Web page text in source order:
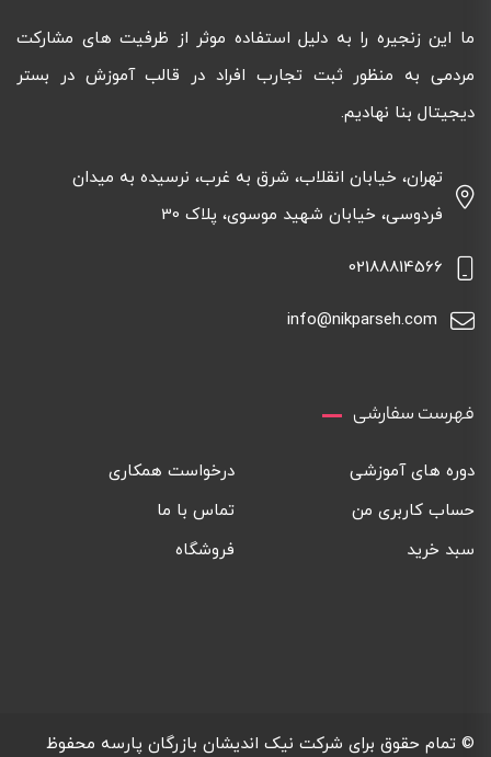
ما این زنجیره را به دلیل استفاده موثر از ظرفیت های مشارکت
مردمی به منظور ثبت تجارب افراد در قالب آموزش در بستر
دیجیتال بنا نهادیم.
تهران، خیابان انقلاب، شرق به غرب، نرسیده به میدان
فردوسی، خیابان شهید موسوی، پلاک 30
02188814566
info@nikparseh.com
فهرست سفارشی
دوره های آموزشی
درخواست همکاری
حساب کاربری من
تماس با ما
سبد خرید
فروشگاه
© تمام حقوق برای شرکت نیک اندیشان بازرگان پارسه محفوظ